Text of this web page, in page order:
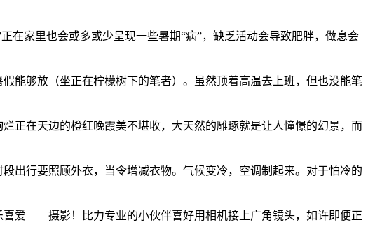
家里也会或多或少呈现一些暑期“病”，缺乏活动会导致肥胖，做息会
够放（坐正在柠檬树下的笔者）。虽然顶着高温去上班，但也没能笔
在天边的橙红晚霞美不堪收，大天然的雕琢就是让人憧憬的幻景，而
行要照顾外衣，当令增减衣物。气候变冷，空调制起来。对于怕冷的
爱——摄影！比力专业的小伙伴喜好用相机接上广角镜头，如许即便正